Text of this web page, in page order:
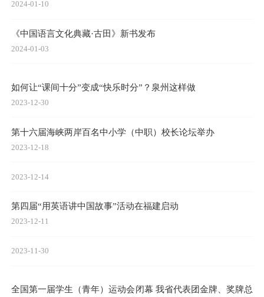
2024-01-10
《中国语言文化典藏·古田》新书发布
2024-01-03
如何让“课间十分”变成“快乐时分”？泉州这样做
2023-12-30
第十六届海峡两岸百名中小学（中职）校长论坛举办
2023-12-18
2023-12-14
第四届“用英语讲中国故事”活动在福建启动
2023-12-11
2023-11-30
全国第一届学生（青年）运动会闭幕 我省代表团金牌、奖牌总